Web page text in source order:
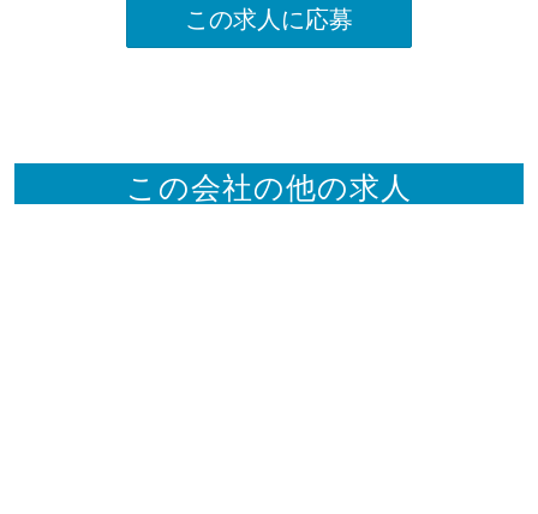
この求人に応募
この会社の他の求人